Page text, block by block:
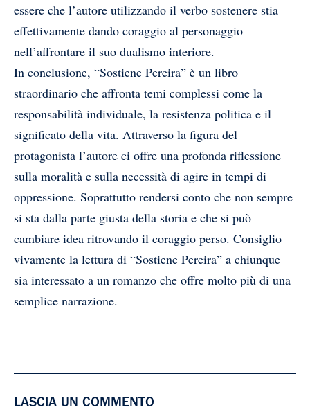
essere che l’autore utilizzando il verbo sostenere stia
effettivamente dando coraggio al personaggio
nell’affrontare il suo dualismo interiore.
In conclusione, “Sostiene Pereira” è un libro
straordinario che affronta temi complessi come la
responsabilità individuale, la resistenza politica e il
significato della vita. Attraverso la figura del
protagonista l’autore ci offre una profonda riflessione
sulla moralità e sulla necessità di agire in tempi di
oppressione. Soprattutto rendersi conto che non sempre
si sta dalla parte giusta della storia e che si può
cambiare idea ritrovando il coraggio perso. Consiglio
vivamente la lettura di “Sostiene Pereira” a chiunque
sia interessato a un romanzo che offre molto più di una
semplice narrazione.
LASCIA UN COMMENTO